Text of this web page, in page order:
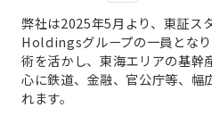
弊社は2025年5月より、東証ス
Holdingsグループの一員とな
術を活かし、東海エリアの基幹
心に鉄道、金融、官公庁等、幅
れます。